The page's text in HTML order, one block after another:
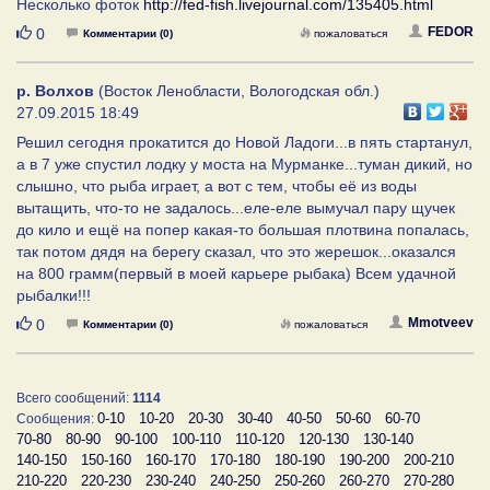
Несколько фоток http://fed-fish.livejournal.com/135405.html
Нравится
0 Комментарии (0) FEDOR
пожаловаться
р. Волхов (Восток Ленобласти, Вологодская обл.)
27.09.2015 18:49
Решил сегодня прокатится до Новой Ладоги...в пять стартанул,
а в 7 уже спустил лодку у моста на Мурманке...туман дикий, но
слышно, что рыба играет, а вот с тем, чтобы её из воды
вытащить, что-то не задалось...еле-еле вымучал пару щучек
до кило и ещё на попер какая-то большая плотвина попалась,
так потом дядя на берегу сказал, что это жерешок...оказался
на 800 грамм(первый в моей карьере рыбака) Всем удачной
рыбалки!!!
Нравится
0 Комментарии (0) Mmotveev
пожаловаться
Всего сообщений: 1114
Сообщения: 0-10 10-20 20-30 30-40 40-50 50-60
60-70
70-80
80-90 90-100 100-110 110-120 120-130
130-140
140-150
150-160 160-170 170-180 180-190 190-200
200-210
210-220
220-230 230-240 240-250 250-260 260-270
270-280